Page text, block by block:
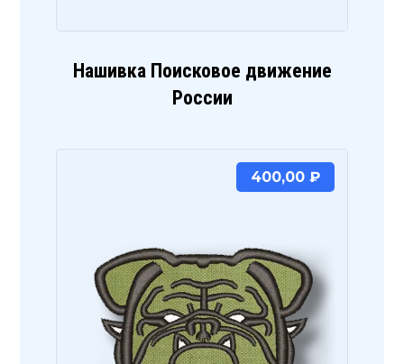
Нашивка Поисковое движение
России
400,00 ₽